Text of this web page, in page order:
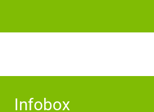
Infobox